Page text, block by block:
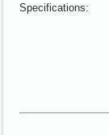
Specifications: